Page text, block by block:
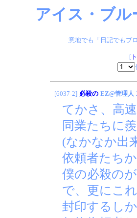
アイス・ブ
意地でも「日記でもブ
[
[6037-2] 必殺の EZ@管理人
てかさ、高
同業たちに
(なかなか出
依頼者たち
僕の必殺の
で、更にこ
封印するし